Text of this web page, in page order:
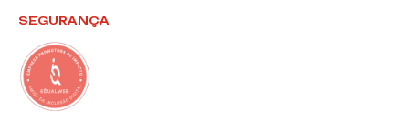
SEGURANÇA